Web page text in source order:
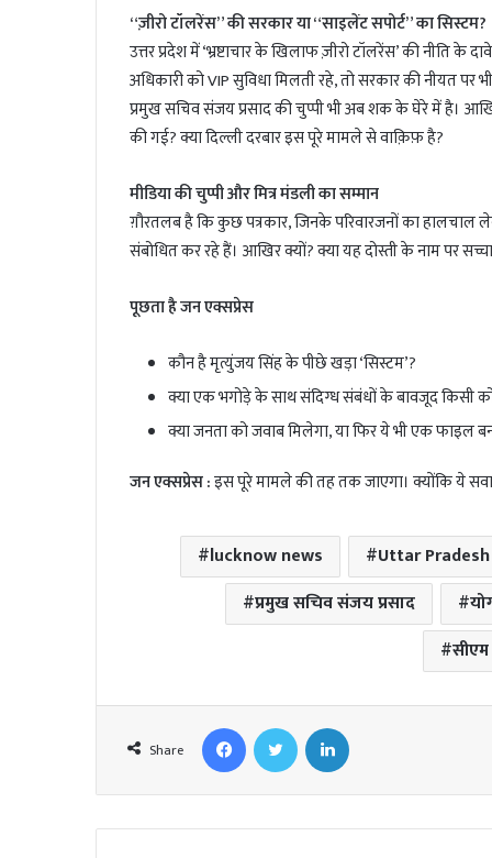
“ज़ीरो टॉलरेंस” की सरकार या “साइलेंट सपोर्ट” का सिस्टम?
उत्तर प्रदेश में ‘भ्रष्टाचार के खिलाफ ज़ीरो टॉलरेंस’ की नीति
अधिकारी को VIP सुविधा मिलती रहे, तो सरकार की नीयत पर
प्रमुख सचिव संजय प्रसाद की चुप्पी भी अब शक के घेरे में है।
की गई? क्या दिल्ली दरबार इस पूरे मामले से वाक़िफ़ है?
मीडिया की चुप्पी और मित्र मंडली का सम्मान
ग़ौरतलब है कि कुछ पत्रकार, जिनके परिवारजनों का
संबोधित कर रहे हैं। आखिर क्यों? क्या यह दोस्ती के नाम पर
पूछता है जन एक्सप्रेस
कौन है मृत्युंजय सिंह के पीछे खड़ा ‘सिस्टम’?
क्या एक भगोड़े के साथ संदिग्ध संबंधों के बावजूद किसी
क्या जनता को जवाब मिलेगा, या फिर ये भी एक फाइल
जन एक्सप्रेस :इस पूरे मामले की तह तक जाएगा। क्योंकि ये
lucknow news Uttar
प्रमुख सचिव संजय प्रसाद
Share